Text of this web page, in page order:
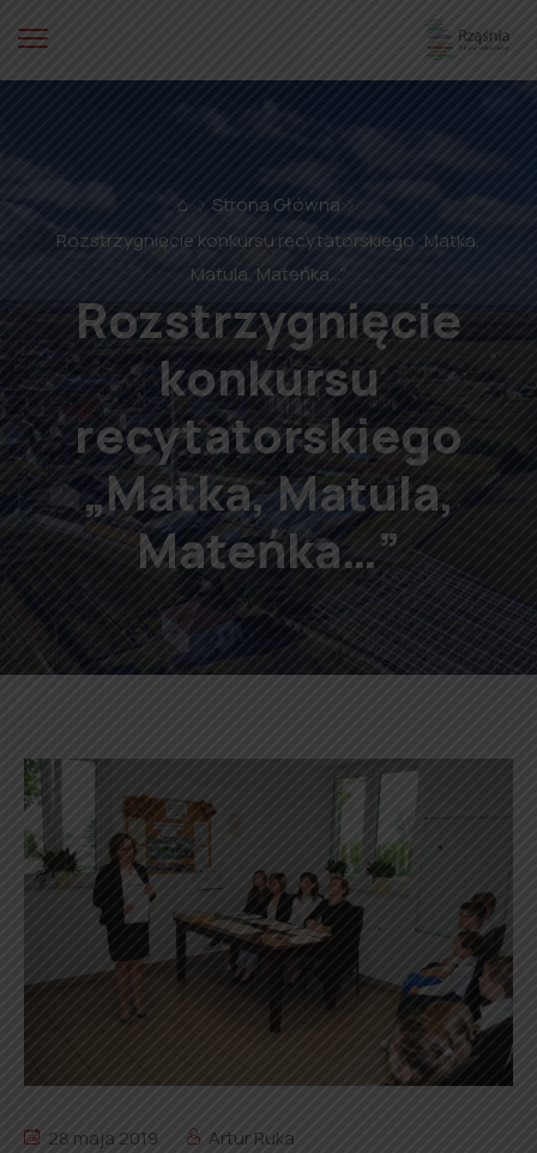
⌂
Strona Główna
Rozstrzygnięcie konkursu recytatorskiego „Matka,
Matula, Mateńka…”
Rozstrzygnięcie
konkursu
recytatorskiego
„Matka, Matula,
Mateńka…”
28 maja 2019
Artur Ruka